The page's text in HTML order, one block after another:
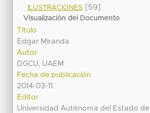
ILUSTRACIONES
[59]
Visualización del Documento
Título
Edgar Miranda
Autor
DGCU, UAEM
Fecha de publicación
2014-03-11
Editor
Universidad Autónoma del Estado de